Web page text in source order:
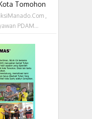
Tomohon
,
PDAM...